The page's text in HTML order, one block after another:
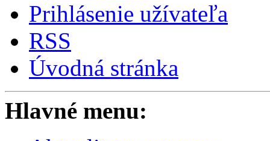
Prihlásenie užívateľa
RSS
Úvodná stránka
Hlavné menu: